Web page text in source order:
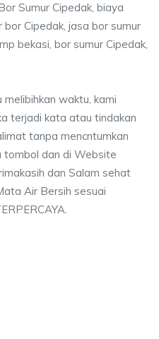
Sumur Cipedak, biaya
bor Cipedak, jasa bor sumur
bekasi, bor sumur Cipedak,
waktu, kami
terjadi kata atau tindakan
tanpa mencntumkan
tombol dan di Website
dan Salam sehat
Air Bersih sesuai